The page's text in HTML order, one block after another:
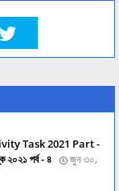
Task 2021 Part -
২০২১ পর্ব - ৪
জুন ৩০,